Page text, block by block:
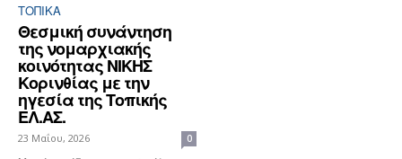
ΤΟΠΙΚΑ
Θεσμική συνάντηση
της νομαρχιακής
κοινότητας ΝΙΚΗΣ
Κορινθίας με την
ηγεσία της Τοπικής
ΕΛ.ΑΣ.
23 Μαΐου, 2026 0